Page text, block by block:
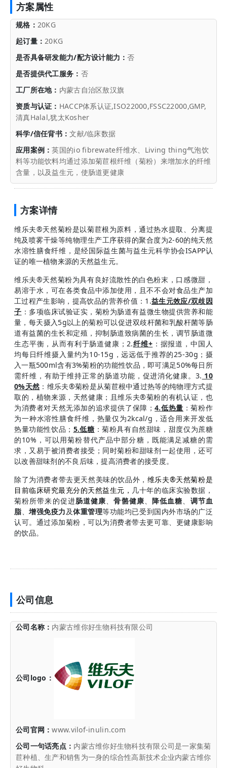
方案属性
规格： 20KG
起订量：20KG
是否具备研发能力/配方设计能力：否
是否提供代工服务： 否
工厂所在地： 内蒙古自治区敖汉旗
资质与认证： HACCP体系认证,ISO22000,FSSC22000,GMP,
清真Halal,犹太Kosher
科学/信任背书：文献/临床数据
应用案例：英国的io fibrewate纤维水、Living thing气泡饮
料等功能饮料均通过添加菊苣根纤维（菊粉）来增加水的纤维
含量，以及益生元，使肠道更健康
方案详情
维乐夫®天然菊粉是以菊苣根为原料，通过热水提取、分离提
纯及喷雾干燥等纯物理生产工序获得的聚合度为2-60的纯天然
水溶性膳食纤维，是经国际益生菌与益生元科学协会ISAPP认
证的唯一植物来源的天然益生元。
维乐夫®天然菊粉为具有良好流散性的白色粉末，口感微甜，
易溶于水，可在各类食品中添加使用，且不不会对食品生产加
工过程产生影响，提高饮品的营养价值：1.益生元效应/双歧因
子 ：多项临床试验证实，菊粉为肠道有益微生物提供营养和能
量，每天摄入5g以上的菊粉可以促进双歧杆菌和乳酸杆菌等肠
道有益菌的生长和定殖，抑制肠道致病菌的生长，调节肠道微
生态平衡，从而有利于肠道健康；2.纤维+ ：据报道，中国人
均每日纤维摄入量约为10-15g，远远低于推荐的25-30g；摄
入一瓶500ml含有3%菊粉的功能性饮品，即可满足50%每日所
需纤维，有助于维持正常的肠道功能，促进消化健康。3. 10
0%天然 ：维乐夫®菊粉是从菊苣根中通过热等的纯物理方式提
取的，植物来源，天然健康；且维乐夫®菊粉的有机认证，也
为消费者对天然无添加的追求提供了保障；4.低热量 ：菊粉作
为一种水溶性膳食纤维，热量仅为2kcal/g，适合用来开发低
热量功能性饮品； 5.低糖 ：菊粉具有自然甜味，甜度仅为蔗糖
的10%，可以用菊粉替代产品中部分糖，既能满足减糖的需
求，又易于被消费者接受；同时菊粉和甜味剂一起使用，还可
以改善甜味剂的不良后味，提高消费者的接受度。
除了为消费者带去更天然美味的饮品外， 维乐夫®天然菊粉是
目前临床研究最充分的天然益生元， 几十年的临床实验数据，
菊粉所带来的促进肠道健康、骨骼健康、 降低血糖、 调节血
脂、增强免疫力及体重管理等功能均已受到国内外市场的广泛
认可。通过添加菊粉，可以为消费者带去更可靠、更健康影响
的饮品。
公司信息
公司名称： 内蒙古维你好生物科技有限公司
公司logo：
公司官网：www.vilof-inulin.com
公司一句话亮点： 内蒙古维你好生物科技有限公司是一家集菊
苣种植、生产和销售为一身的综合性高新技术企业内蒙古维你